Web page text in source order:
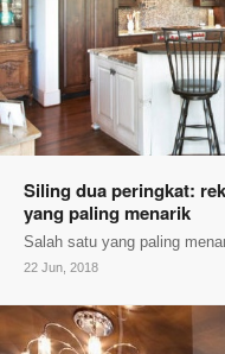
Siling dua peringkat:
yang paling menarik
Salah satu yang paling
22 Jun, 2018